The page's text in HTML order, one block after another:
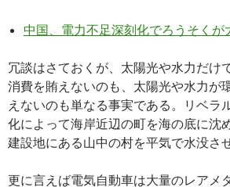
中国、電力不足深刻化でろうそくが
冗談はさておくが、太陽光や水力だけ
消費を賄えないのも、太陽光や水力が
えないのも単なる事実である。リベラ
化によって海岸近辺の町を海の底に沈
建設地にある山中の村を平気で水没さ
更に言えば電気自動車は大量のレアメ